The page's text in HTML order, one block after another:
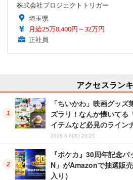
株式会社プロジェクトトリガー
埼玉県
月給25万8,400円～32万円
正社員
アクセスラン
「ちいかわ」映画グッ
ズラリ！なんか懐いてる
イテムなど必見のライン
2026.8.6(木) 20:25
『ポケカ』30周年記念
N」がAmazonで抽選販
入り）